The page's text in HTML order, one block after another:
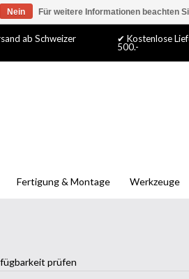
ab Schweizer ✔ Kostenlose
500.-
Fertigung & Montage Werkzeuge
prüfen
Nein Für weitere Informationen beachten